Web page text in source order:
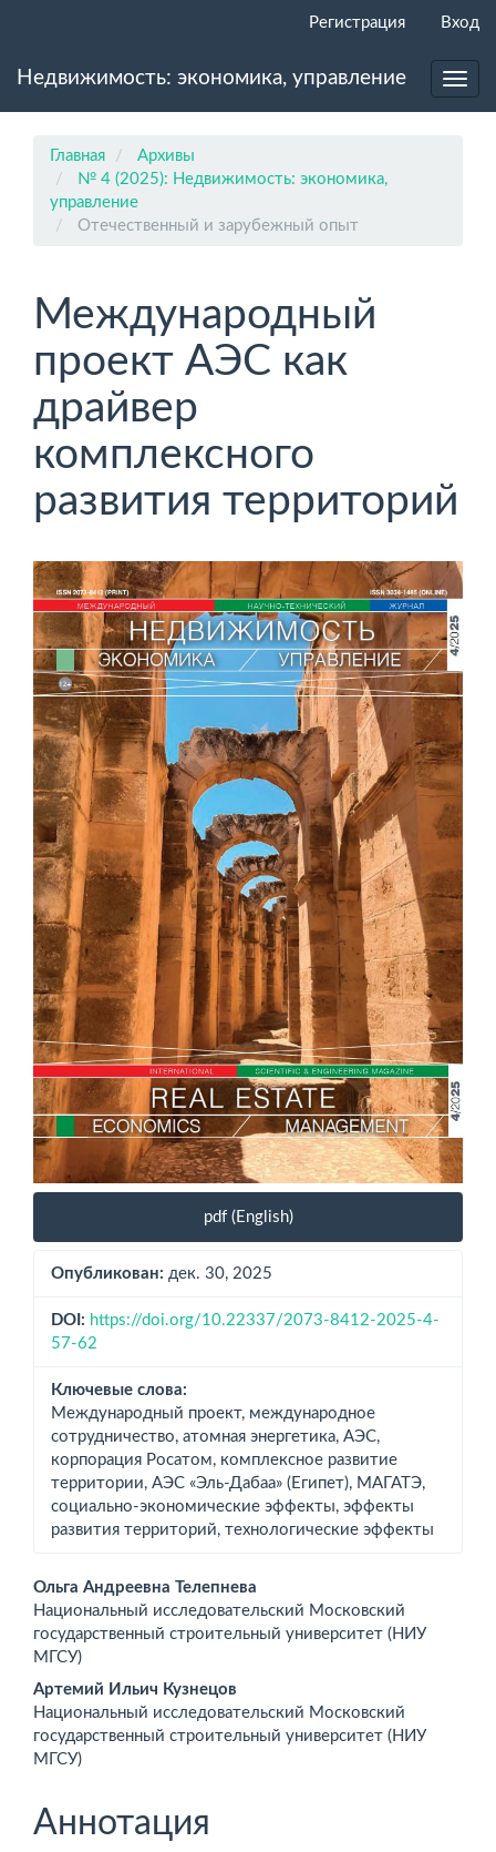
Основное
панель
Регистрация Вход
Недвижимость: экономика, управление
Главная
Архивы
№ 4 (2025): Недвижимость: экономика,
управление
Отечественный и зарубежный опыт
Международный
проект АЭС как
драйвер
комплексного
развития территорий
Боковая
панель
статьи
pdf (English)
Опубликован: дек. 30, 2025
DOI: https://doi.org/10.22337/2073-8412-2025-4-
57-62
Ключевые слова:
Международный проект, международное
сотрудничество, атомная энергетика, АЭС,
корпорация Росатом, комплексное развитие
территории, АЭС «Эль-Дабаа» (Египет), МАГАТЭ,
социально-экономические эффекты, эффекты
развития территорий, технологические эффекты
Основное
содержимое
статьи
Ольга Андреевна Телепнева
Национальный исследовательский Московский
государственный строительный университет (НИУ
МГСУ)
Артемий Ильич Кузнецов
Национальный исследовательский Московский
государственный строительный университет (НИУ
МГСУ)
Аннотация